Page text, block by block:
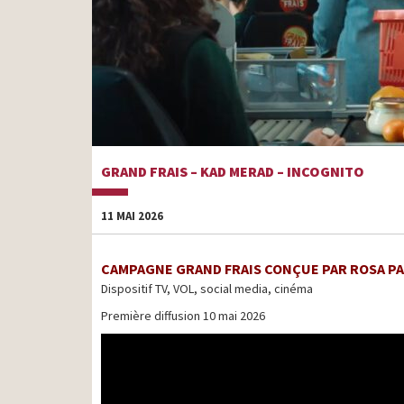
GRAND FRAIS – KAD MERAD – INCOGNITO
11 MAI 2026
CAMPAGNE GRAND FRAIS CONÇUE PAR ROSA
Dispositif TV, VOL, social media, cinéma
Première diffusion 10 mai 2026